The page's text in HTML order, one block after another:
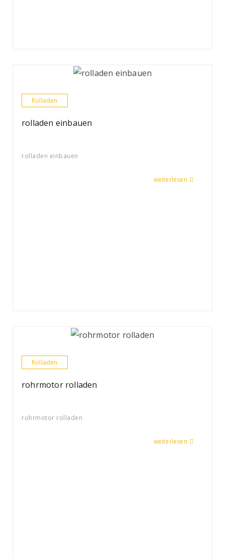
Rolladen
rolladen einbauen
rolladen einbauen
weiterlesen
Rolladen
rohrmotor rolladen
rohrmotor rolladen
weiterlesen